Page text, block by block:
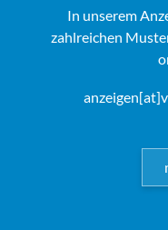
In unserem
zahlreichen